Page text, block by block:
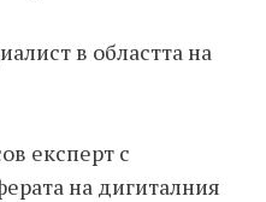
в областта на
експерт с
на дигиталния